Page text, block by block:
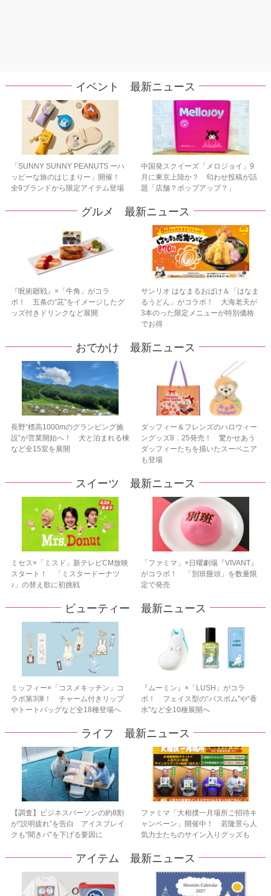
イベント 最新ニュース
「SUNNY SUNNY PEANUTS ーハ
ッピーな旅のはじまりー」開催！
全9ブランドから限定アイテム登場
中国発スクイーズ「メロジョイ」9
月に東京上陸か？ 匂わせ投稿が話
題「店舗？ポップアップ？」
グルメ 最新ニュース
『呪術廻戦』×「牛角」がコラ
ボ！ 五条の“茈”をイメージしたグ
ッズ付きドリンクなど展開
サンリオ はなまるおばけ＆「はなま
るうどん」がコラボ！ 大海老天が
3本のった限定メニューが特別価格
でお得
おでかけ 最新ニュース
長野“標高1000mのグランピング施
設”が営業開始へ！ 犬と泊まれる棟
など全15室を展開
ダッフィー＆フレンズのハロウィー
ングッズ8．25発売！ 驚かせあう
ダッフィーたちを描いたスーベニア
も登場
スイーツ 最新ニュース
ミセス×「ミスド」新テレビCM放映
スタート！ 「ミスタードーナツ
♪」の替え歌に初挑戦
「ファミマ」×日曜劇場『VIVANT』
がコラボ！ 「別班饅頭」を数量限
定で発売
ビューティー 最新ニュース
ミッフィー×「コスメキッチン」コ
ラボ第3弾！ チャーム付きリップ
やトートバッグなど全18種登場へ
『ムーミン』×「LUSH」がコラ
ボ！ フェイス型の“バスボム”や“香
水”など全10種展開へ
ライフ 最新ニュース
【調査】ビジネスパーソンの約8割
が“説明疲れ”を告白 アイスブレイ
クも“聞きパ”を下げる要因に
ファミマ「大相撲一月場所ご招待キ
ャンペーン」開催中！ 若隆景ら人
気力士たちのサイン入りグッズも
アイテム 最新ニュース